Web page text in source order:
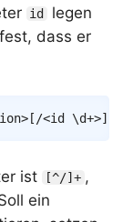
id
legen
fest, dass er
<id \d+>]'
Copy
ist [^/]+ ,
ein